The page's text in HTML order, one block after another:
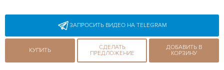
27-44
ЗАПРОСИТЬ ВИДЕО НА TELEGRAM
КУПИТЬ
СДЕЛАТЬ
ПРЕДЛОЖЕНИЕ
ДОБАВИТЬ В
КОРЗИНУ